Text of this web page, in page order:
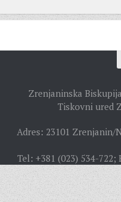
BISKUPSKI
SVEŠTENICI
REDOVNICI
Zrenjaninska
Tiskovni ured
Adres: 23101 Zrenjanin/
Tel: +381 (023) 534-722;